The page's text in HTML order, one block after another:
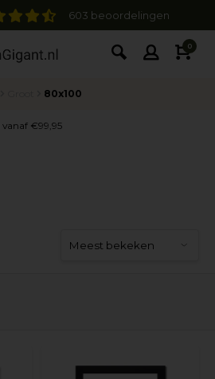
603 beoordelingen
0
80x100
vanaf €99,95